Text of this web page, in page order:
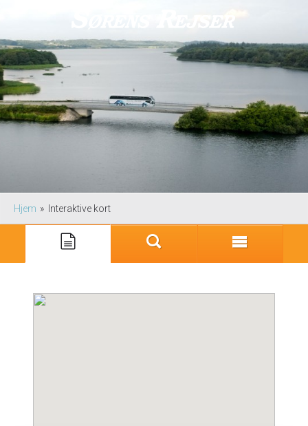
Hjem » Interaktive kort